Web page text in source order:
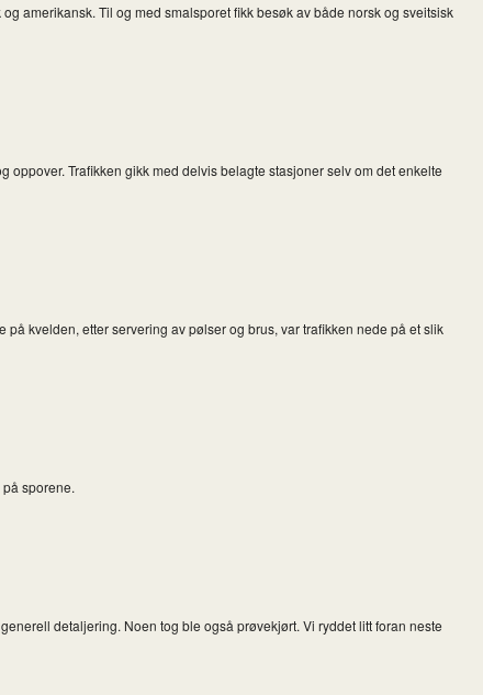
amerikansk. Til og med smalsporet fikk besøk av både norsk og sveitsisk
Trafikken gikk med delvis belagte stasjoner selv om det enkelte
kvelden, etter servering av pølser og brus, var trafikken nede på et slik
sporene.
detaljering. Noen tog ble også prøvekjørt. Vi ryddet litt foran neste